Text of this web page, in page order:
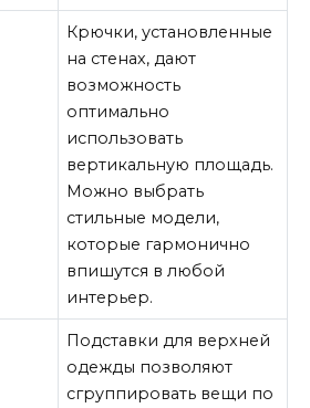
Крючки, установленные
на стенах, дают
возможность
оптимально
использовать
вертикальную площадь.
Можно выбрать
стильные модели,
которые гармонично
впишутся в любой
интерьер.
Подставки для верхней
одежды позволяют
сгруппировать вещи по